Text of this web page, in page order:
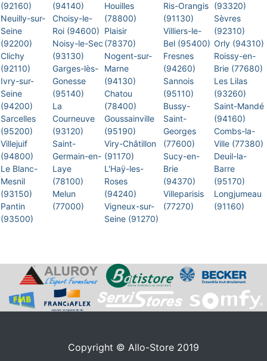
(92160)
Neuilly-sur-
Seine
(92200)
Clichy
(92110)
Ivry-sur-
Seine
(94200)
Sarcelles
(95200)
Villejuif
(94800)
Le Blanc-
Mesnil
(93150)
Pantin
(93500)
(94140)
Choisy-le-
Roi (94600)
Noisy-le-Sec
(93130)
Garges-lès-
Gonesse
(95140)
La
Courneuve
(93120)
Saint-
Germain-en-
Laye
(78100)
Melun
(77000)
Houilles
(78800)
Plaisir
(78370)
Nogent-sur-
Marne
(94130)
Chatou
(78400)
Goussainville
(95190)
Viry-Châtillon
(91170)
L'Haÿ-les-
Roses
(94240)
Vigneux-sur-
Seine (91270)
Ris-Orangis
(91130)
Villiers-le-
Bel (95400)
Fresnes
(94260)
Sannois
(95110)
Bussy-
Saint-
Georges
(77600)
Sucy-en-
Brie
(94370)
Villeparisis
(77270)
(93320)
Sèvres
(92310)
Orly (94310)
Roissy-en-
Brie (77680)
Les Lilas
(93260)
Saint-Mandé
(94160)
Combs-la-
Ville (77380)
Deuil-la-
Barre
(95170)
Longjumeau
(91160)
Copyright © Allo-Store 2019